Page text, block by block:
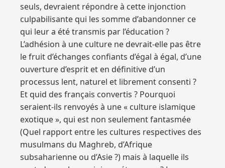
seuls, devraient répondre à cette injonction
culpabilisante qui les somme d’abandonner ce
qui leur a été transmis par l’éducation ?
L’adhésion à une culture ne devrait-elle pas être
le fruit d’échanges confiants d’égal à égal, d’une
ouverture d’esprit et en définitive d’un
processus lent, naturel et librement consenti ?
Et quid des français convertis ? Pourquoi
seraient-ils renvoyés à une « culture islamique
exotique », qui est non seulement fantasmée
(Quel rapport entre les cultures respectives des
musulmans du Maghreb, d’Afrique
subsaharienne ou d’Asie ?) mais à laquelle ils